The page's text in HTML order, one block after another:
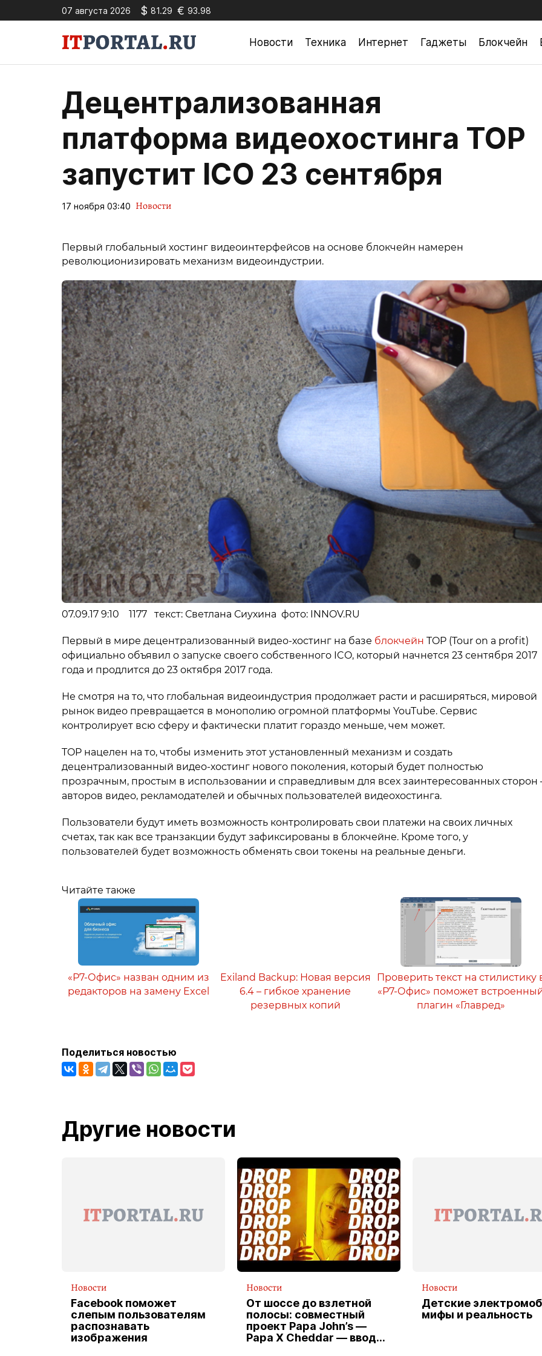
07 августа 2026 $ 81.29 € 93.98
Новости Техника Интернет Гаджеты Блокчейн
Децентрализованная
платформа видеохостинга TOP
запустит ICO 23 сентября
17 ноября 03:40 Новости
Первый глобальный хостинг видеоинтерфейсов на основе блокчейн намерен
революционизировать механизм видеоиндустрии.
07.09.17 9:10 1177 текст: Светлана Сиухина фото: INNOV.RU
Первый в мире децентрализованный видео-хостинг на базе блокчейн TOP (Tour on a profit)
официально объявил о запуске своего собственного ICO, который начнется 23 сентября 2017
года и продлится до 23 октября 2017 года.
Не смотря на то, что глобальная видеоиндустрия продолжает расти и расширяться, мировой
рынок видео превращается в монополию огромной платформы YouTube. Сервис
контролирует всю сферу и фактически платит гораздо меньше, чем может.
TOP нацелен на то, чтобы изменить этот установленный механизм и создать
децентрализованный видео-хостинг нового поколения, который будет полностью
прозрачным, простым в использовании и справедливым для всех заинтересованных сторон
авторов видео, рекламодателей и обычных пользователей видеохостинга.
Пользователи будут иметь возможность контролировать свои платежи на своих личных
счетах, так как все транзакции будут зафиксированы в блокчейне. Кроме того, у
пользователей будет возможность обменять свои токены на реальные деньги.
Читайте также
«Р7-Офис» назван одним из
редакторов на замену Excel
Exiland Backup: Новая версия
6.4 – гибкое хранение
резервных копий
Проверить текст на стилистику
«Р7-Офис» поможет
плагин «Главред»
Поделиться новостью
Другие новости
Новости
Facebook поможет
слепым пользователям
распознавать
изображения
Новости
От шоссе до взлетной
полосы: совместный
проект Papa John’s —
Papa X Cheddar — вводит
Новости
Детские
мифы и реальность